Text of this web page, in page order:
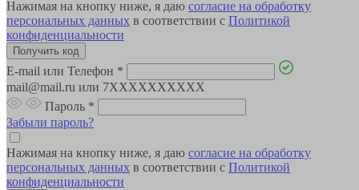
Нажимая на кнопку ниже, я даю согласие на обработку
персональных данных в соответствии с Политикой
конфиденциальности
E-mail или Телефон *
mail@mail.ru или 7XXXXXXXXXX
Пароль *
Забыли пароль?
Нажимая на кнопку ниже, я даю согласие на обработку
персональных данных в соответствии с Политикой
конфиденциальности